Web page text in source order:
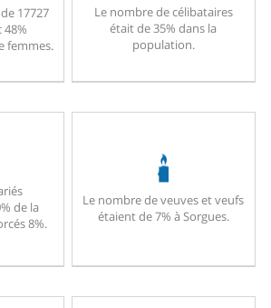
17727
48%
femmes.
Le nombre de célibataires
était de 35% dans la
population.
de la
8%.
Le nombre de veuves et veufs
étaient de 7% à Sorgues.